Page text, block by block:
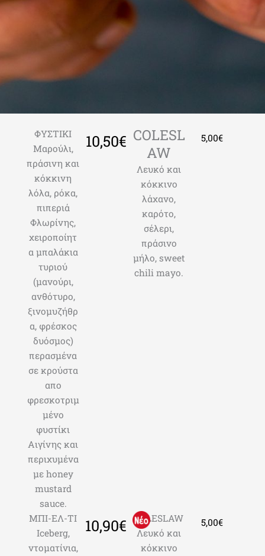
ΦΥΣΤΙΚΙ
Μαρούλι,
πράσινη και
κόκκινη
λόλα, ρόκα,
πιπεριά
Φλωρίνης,
χειροποίητ
α μπαλάκια
τυριού
(μανούρι,
ανθότυρο,
ξινομυζήθρ
α, φρέσκος
δυόσμος)
περασμένα
σε κρούστα
απο
φρεσκοτριμ
μένο
φυστίκι
Αιγίνης και
περιχυμένα
με honey
mustard
sauce.
10,50€ COLESL
AW
Λευκό και
κόκκινο
λάχανο,
καρότο,
σέλερι,
πράσινο
μήλο, sweet
chili mayo.
5,00€
ΜΠΙ-ΕΛ-ΤΙ
Iceberg,
ντοματίνια,
10,90€
COLESLAW
Λευκό και
κόκκινο
5,00€